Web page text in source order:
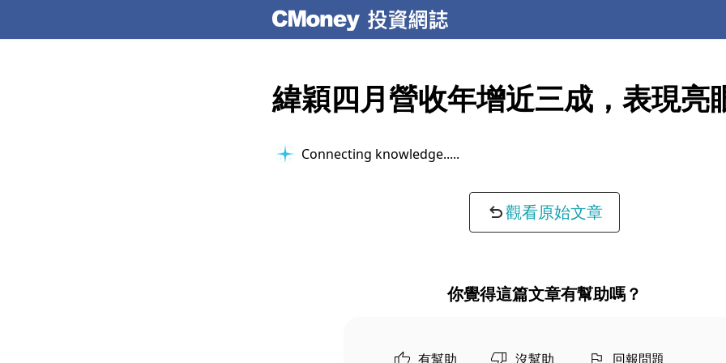
緯穎四月營收年增近三成，表現亮
Connecting knowledge...
觀看原始文章
你覺得這篇文章有幫助嗎？
有幫助 沒幫助 回報問題